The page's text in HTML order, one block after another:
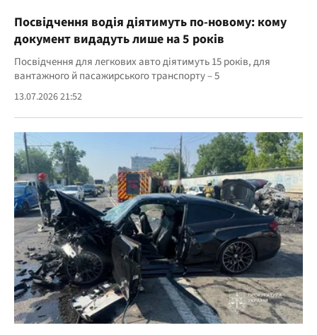
Посвідчення водія діятимуть по-новому: кому
документ видадуть лише на 5 років
Посвідчення для легкових авто діятимуть 15 років, для
вантажного й пасажирського транспорту – 5
13.07.2026 21:52